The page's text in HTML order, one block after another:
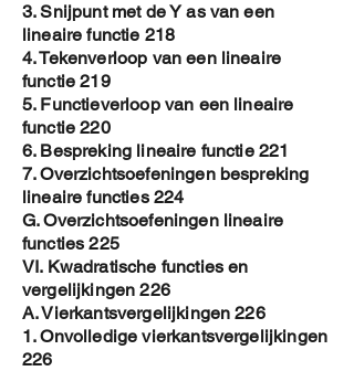
3. Snijpunt met de Y as van een
lineaire functie 218
4. Tekenverloop van een lineaire
functie 219
5. Functieverloop van een lineaire
functie 220
6. Bespreking lineaire functie 221
7. Overzichtsoefeningen bespreking
lineaire functies 224
G. Overzichtsoefeningen lineaire
functies 225
VI. Kwadratische functies en
vergelijkingen 226
A. Vierkantsvergelijkingen 226
1. Onvolledige vierkantsvergelijkingen
226